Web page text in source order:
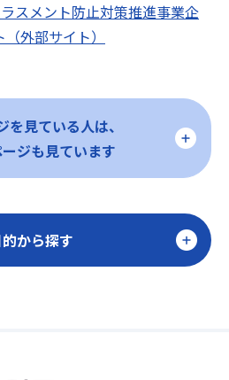
スメント防止対策推進事業企
外部サイト）
を見ている人は、
ジも見ています
的から探す